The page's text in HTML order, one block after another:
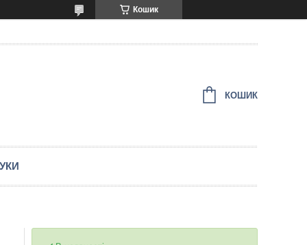
Кошик
КОШИК